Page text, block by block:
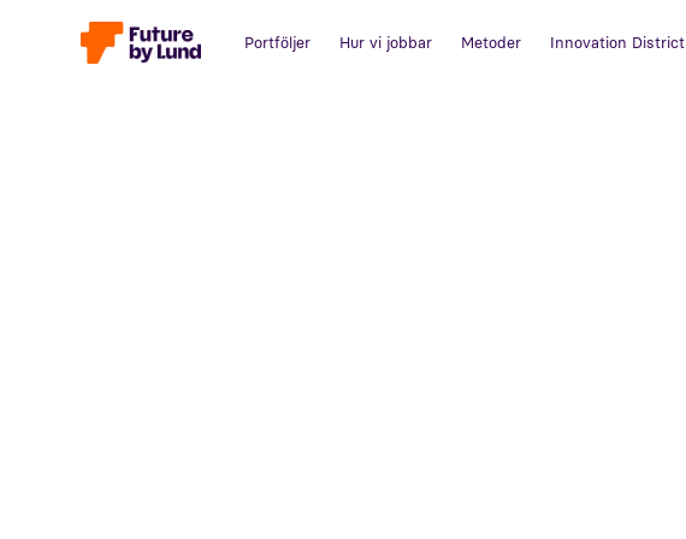
Portföljer Hur vi jobbar Metoder Innovation District